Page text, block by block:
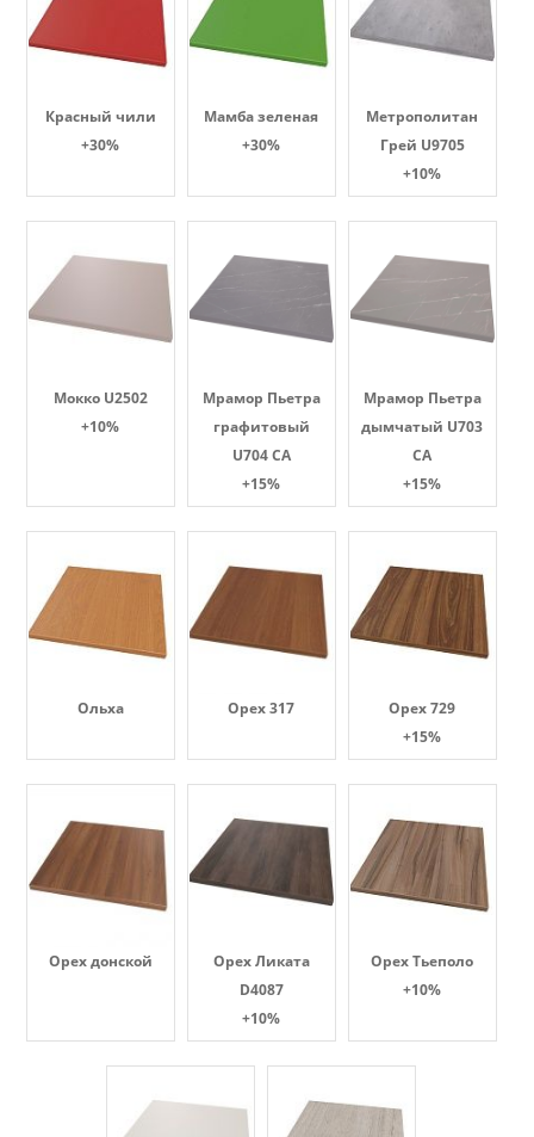
Красный чили
+30%
Мамба зеленая
+30%
Метрополитан
Грей U9705
+10%
Мокко U2502
+10%
Мрамор Пьетра
графитовый
U704 CA
+15%
Мрамор Пьетра
дымчатый U703
CA
+15%
Ольха Орех 317
Орех 729
+15%
Орех донской
Орех Ликата
D4087
+10%
Орех Тьеполо
+10%